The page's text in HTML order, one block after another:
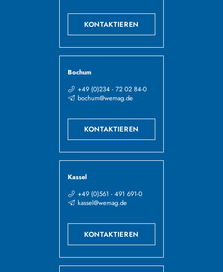
KONTAKTIEREN
Bochum
+49 (0)234 - 72 02 84-0
bochum@wemag.de
KONTAKTIEREN
Kassel
+49 (0)561 - 491 691-0
kassel@wemag.de
KONTAKTIEREN